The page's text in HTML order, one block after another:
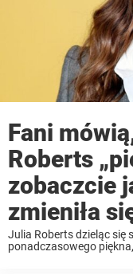
Fani
Roberts
zobaczcie
zmieniła
Julia Roberts dzieląc się
ponadczasowego